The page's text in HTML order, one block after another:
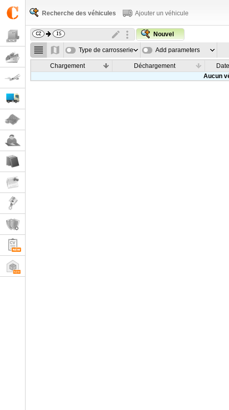
Recherche des véhicules Ajouter un véhicule
Nouvel
Type de carrosserie Add parameters
Chargement Déchargement
Aucun